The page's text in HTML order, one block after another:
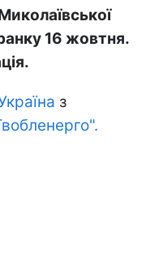
16 жовтня.
з